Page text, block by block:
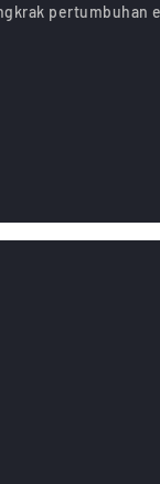
pertumbuhan